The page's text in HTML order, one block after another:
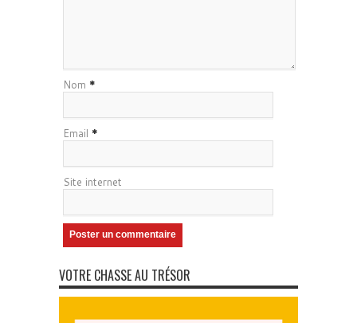
Nom *
Email *
Site internet
VOTRE CHASSE AU TRÉSOR